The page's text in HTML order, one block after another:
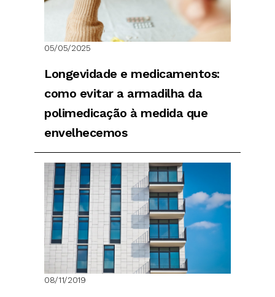
05/05/2025
Longevidade e medicamentos:
como evitar a armadilha da
polimedicação à medida que
envelhecemos
08/11/2019